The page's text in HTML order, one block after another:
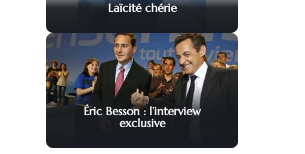
Laïcité chérie
Éric Besson : l’interview
exclusive